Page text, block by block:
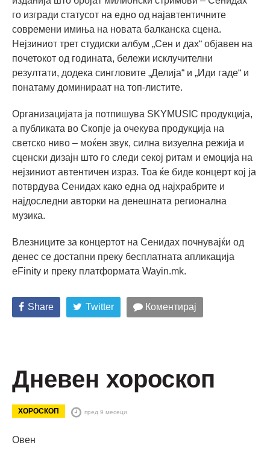
го изгради статусот на едно од најавтентичните
современи имиња на новата балканска сцена.
Нејзиниот трет студиски албум „Сен и дах“ објавен на
почетокот од годината, бележи исклучителни
резултати, додека сингловите „Делија“ и „Иди гаде“ и
понатаму доминираат на топ-листите.
Организацијата ја потпишува SKYMUSIC продукција,
а публиката во Скопје ја очекува продукција на
светско ниво – моќен звук, силна визуелна режија и
сценски дизајн што го следи секој ритам и емоција на
нејзиниот автентичен израз. Тоа ќе биде концерт кој ја
потврдува Сенидах како една од најхрабрите и
најдоследни авторки на денешната регионална
музика.
Влезниците за концертот на Сенидах почнувајќи од
денес се достапни преку бесплатната апликација
eFinity и преку платформата Wayin.mk.
Share Twitter Коментирај
Дневен хороскоп
ХОРОСКОП пред 9 месеци
Овен